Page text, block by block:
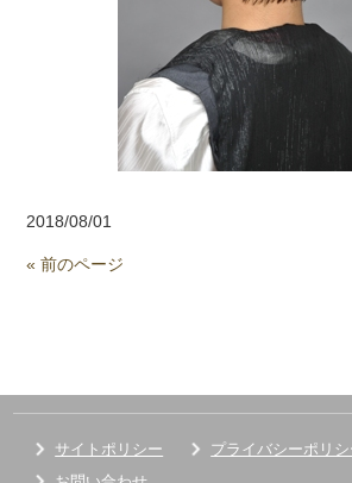
2018/08/01
« 前のページ
サイトポリシー プライバシーポリシ